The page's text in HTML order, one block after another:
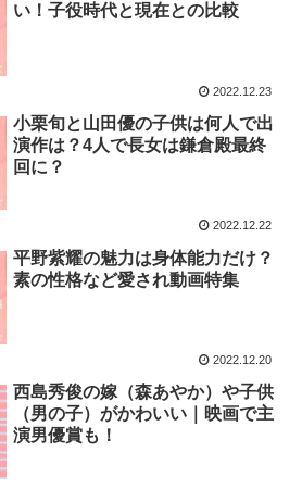
い！子役時代と現在との比較
2022.12.23
小栗旬と山田優の子供は何人で出
演作は？4人で長女は鎌倉殿最終
回に？
2022.12.22
平野紫耀の魅力は身体能力だけ？
素の性格など愛され動画特集
2022.12.20
西島秀俊の嫁（森あやか）や子供
（男の子）がかわいい｜映画で主
演男優賞も！